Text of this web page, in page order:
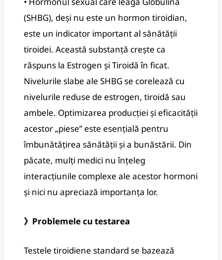
(SHBG), deși nu este un hormon tiroidian,
este un indicator important al sănătății
tiroidei. Această substanță crește ca
răspuns la Estrogen și Tiroidă în ficat.
Nivelurile slabe ale SHBG se corelează cu
nivelurile reduse de estrogen, tiroidă sau
ambele. Optimizarea producției și eficacității
acestor „piese” este esențială pentru
îmbunătățirea sănătății și a bunăstării. Din
păcate, mulți medici nu înțeleg
interacțiunile complexe ale acestor hormoni
și nici nu apreciază importanța lor.
》Problemele cu testarea
Testele tiroidiene standard se bazează